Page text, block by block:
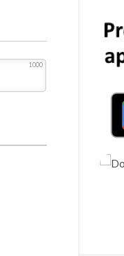
1000